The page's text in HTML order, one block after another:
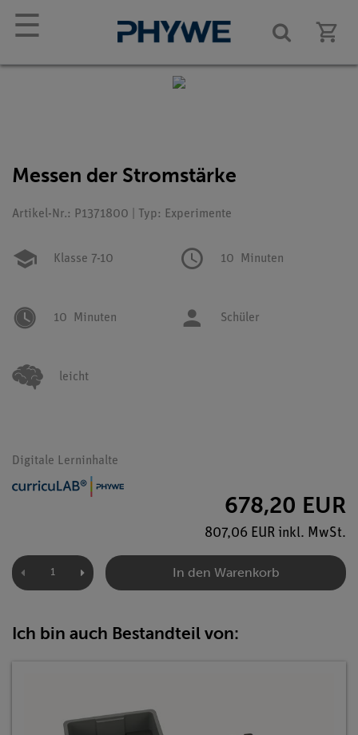
☰
Messen der Stromstärke
Artikel-Nr.: P1371800 | Typ: Experimente
Klasse 7-10 10 Minuten
10 Minuten Schüler
leicht
Digitale Lerninhalte
678,20 EUR
807,06 EUR inkl. MwSt.
In den Warenkorb
Ich bin auch Bestandteil von: